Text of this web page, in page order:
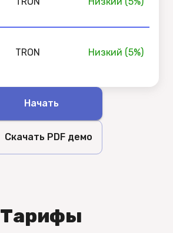
TRON Низкий (5%)
Начать
Скачать PDF демо
Тарифы